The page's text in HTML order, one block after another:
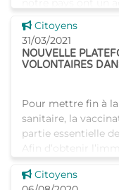
droits sociaux, y
droit aux
Voir cette news
Citoyens
31/03/2021
NOUVELLE
VOLONTAIRES
Pour mettre fin à
sanitaire, la
partie essentielle
Afin d’obtenir
primordial que le
Voir cette news
Citoyens